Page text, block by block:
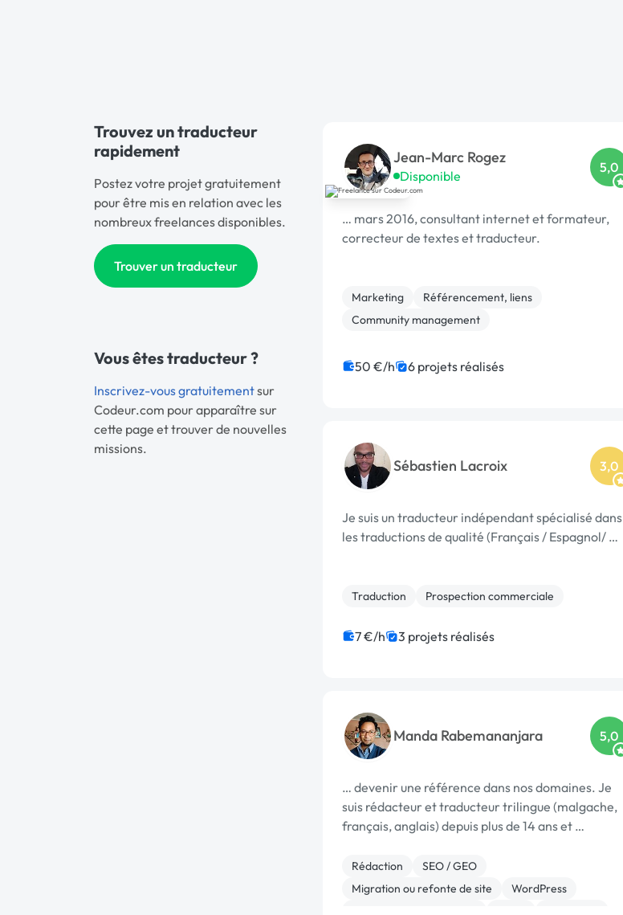
Trouvez un traducteur
rapidement
Postez votre projet gratuitement
pour être mis en relation avec les
nombreux freelances disponibles.
Trouver un traducteur
Vous êtes traducteur ?
Inscrivez-vous gratuitementsur
Codeur.com pour apparaître sur
cette page et trouver de nouvelles
missions.
Jean-Marc Rogez
Disponible
5,0
… mars 2016, consultant internet et formateur,
correcteur de textes et traducteur.
Marketing
Référencement, liens
Community management
50 €/h 6 projets réalisés
Sébastien Lacroix 3,0
Je suis un traducteur indépendant spécialisé dans
les traductions de qualité (Français / Espagnol/ …
Traduction Prospection commerciale
7 €/h 3 projets réalisés
Manda Rabemananjara 5,0
… devenir une référence dans nos domaines. Je
suis rédacteur et traducteur trilingue (malgache,
français, anglais) depuis plus de 14 ans et …
Rédaction
SEO / GEO
Migration ou refonte de site
WordPress